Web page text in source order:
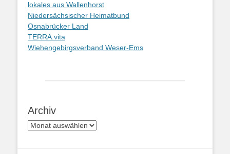
lokales aus Wallenhorst
Niedersächsischer Heimatbund
Osnabrücker Land
TERRA.vita
Wiehengebirgsverband Weser-Ems
Archiv
Archiv